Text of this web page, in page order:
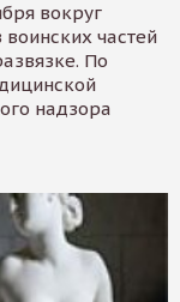
вокруг
воинских частей
По
надзора